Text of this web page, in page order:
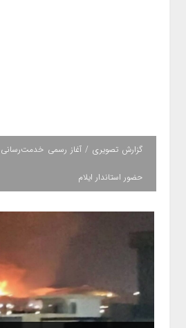
گزارش تصویری / آغاز رسمی خدمت‌رسانی
حضور استاندار ایلام